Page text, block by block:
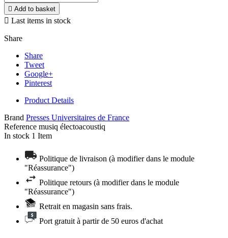
 Add to basket
 Last items in stock
Share
Share
Tweet
Google+
Pinterest
Product Details
Brand Presses Universitaires de France
Reference musiq électoacoustiq
In stock 1 Item
Politique de livraison (à modifier dans le module
"Réassurance")
Politique retours (à modifier dans le module
"Réassurance")
Retrait en magasin sans frais.
Port gratuit à partir de 50 euros d'achat